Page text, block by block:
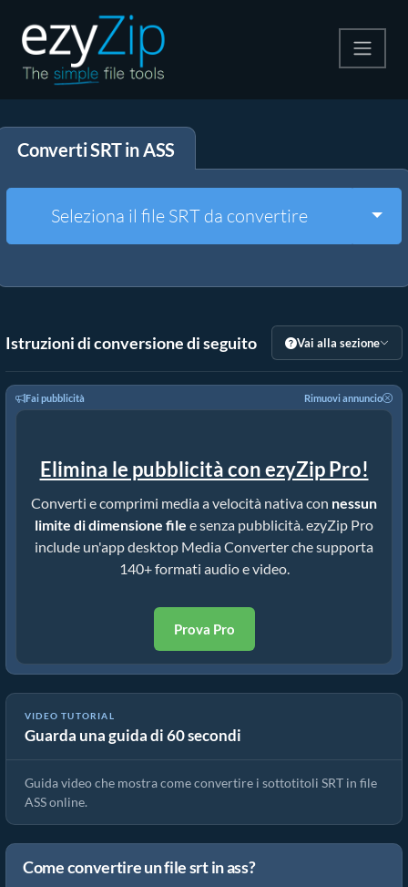
Decomprimi
Altri strumenti
Converti SRT in ASS
Seleziona il file SRT da convertire
Istruzioni di conversione di seguito Vai alla sezione
Fai pubblicità Rimuovi annuncio
Elimina le pubblicità con ezyZip Pro!
Converti e comprimi media a velocità nativa con nessun
limite di dimensione file e senza pubblicità. ezyZip Pro
include un'app desktop Media Converter che supporta
140+ formati audio e video.
Prova Pro
VIDEO TUTORIAL
Guarda una guida di 60 secondi
Come Convertire i Sottotitoli SRT in File ASS (Guida Semplice)
Guida video che mostra come convertire i sottotitoli SRT in file
ASS online.
Come convertire un file srt in ass?